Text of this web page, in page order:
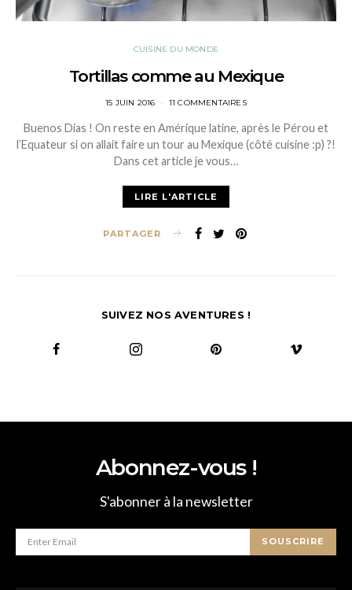
CUISINE DU MONDE
Tortillas comme au Mexique
POSTED
15 JUIN 2016 11 COMMENTAIRES
Buenos Dias ! On reste en Amérique latine, après le Pérou et
l’Equateur si on allait faire un tour au Mexique (côté cuisine :p) ?!
Dans cet article je vous…
LIRE L'ARTICLE
PARTAGER
SUIVEZ NOS AVENTURES !
Abonnez-vous !
S'abonner à la newsletter
SOUSCRIRE